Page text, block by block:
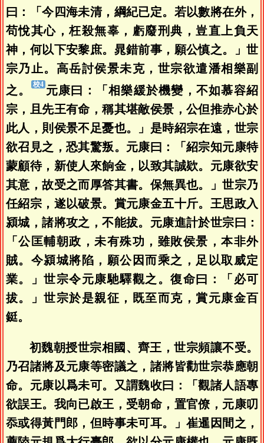
曰：「今四海未清，綱紀已定。若以數將在外，
苟悅其心，枉殺無辜，虧廢刑典，豈直上負天
神，何以下安黎庶。晁錯前事，願公慎之。」世
宗乃止。高岳討侯景未克，世宗欲遣潘相樂副
之。
元康曰：「相樂緩於機變，不如慕容紹
宗，且先王有命，稱其堪敵侯景，公但推赤心於
此人，則侯景不足憂也。」是時紹宗在遠，世宗
欲召見之，恐其驚叛。元康曰：「紹宗知元康特
蒙顧待，新使人來餉金，以致其誠欵。元康欲安
其意，故受之而厚答其書。保無異也。」世宗乃
任紹宗，遂以破景。賞元康金五十斤。王思政入
潁城，諸將攻之，不能拔。元康進計於世宗曰：
「公匡輔朝政，未有殊功，雖敗侯景，本非外
賊。今潁城將陷，願公因而乘之，足以取威定
業。」世宗令元康馳驛觀之。復命曰：「必可
拔。」世宗於是親征，既至而克，賞元康金百
鋌。
初魏朝授世宗相國、齊王，世宗頻讓不受。
乃召諸將及元康等密議之，諸將皆勸世宗恭應朝
命。元康以爲未可。又謂魏收曰：「觀諸人語專
欲誤王。我向已啟王，受朝命，置官僚，元康叨
忝或得黃門郎，但時事未可耳。」崔暹因間之，